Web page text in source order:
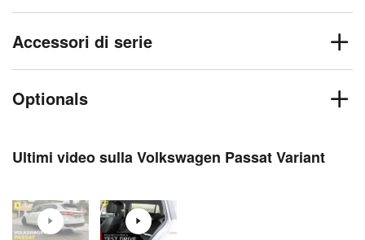
Accessori di serie
Optionals
Ultimi video sulla Volkswagen Passat Variant